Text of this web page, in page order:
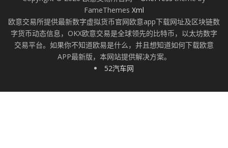
FameThemes Xml
欧意交易所提供最新数字虚拟货币官网欧意app下载网址及区块链数
字货币动态信息，OKX欧意交易是全球领先的比特币，以太坊数字
交易平台。如果你不知道欧易是什么，并且想知道如何下载欧意
APP最新版，本网站提供解决方案。
52汽车网